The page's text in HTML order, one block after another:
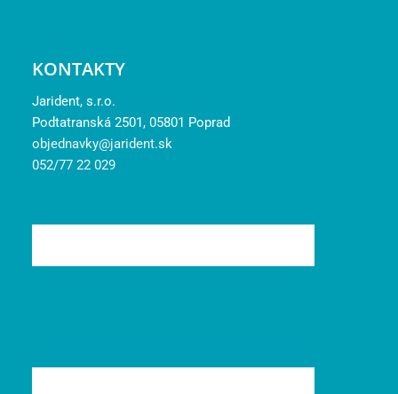
KONTAKTY
Jarident, s.r.o.
Podtatranská 2501, 05801 Poprad
objednavky@jarident.sk
052/77 22 029